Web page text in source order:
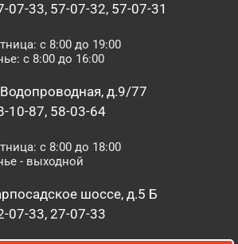
07-33, 57-07-32, 57-07-31
с 8:00 до 19:00
с 8:00 до 16:00
д.9/77
10-87, 58-03-64
с 8:00 до 18:00
- выходной
шоссе, д.5 Б
07-33, 27-07-33